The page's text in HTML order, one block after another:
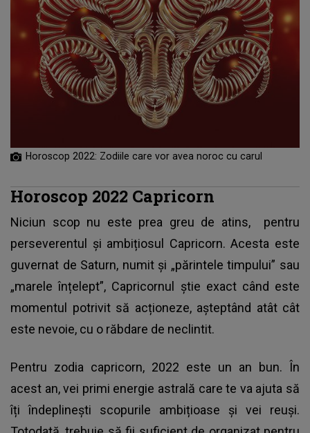
Horoscop 2022: Zodiile care vor avea noroc cu carul
Horoscop 2022 Capricorn
Niciun scop nu este prea greu de atins, pentru
perseverentul și ambițiosul Capricorn. Acesta este
guvernat de Saturn, numit și „părintele timpului” sau
„marele înțelept”, Capricornul știe exact când este
momentul potrivit să acționeze, așteptând atât cât
este nevoie, cu o răbdare de neclintit.
Pentru zodia capricorn, 2022 este un an bun. În
acest an, vei primi energie astrală care te va ajuta să
îți îndeplinești scopurile ambițioase și vei reuși.